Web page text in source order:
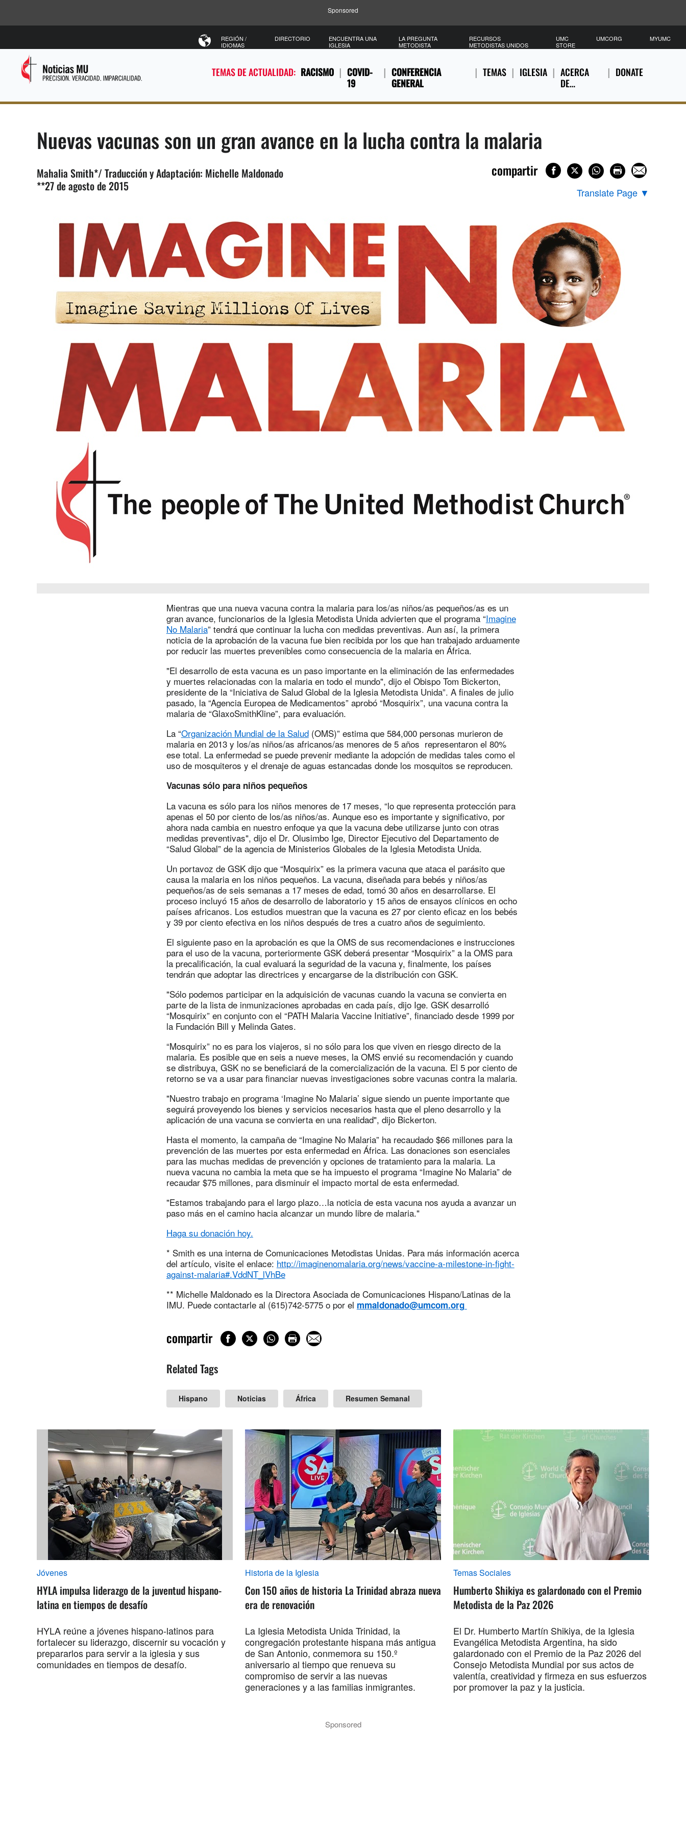
Sponsored
TEMAS DE ACTUALIDAD: RACISMO
COVID-
19
CONFERENCIA
GENERAL
TEMAS IGLESIA
ACERCA
DE…
DONATE
REGIÓN /
IDIOMAS
DIRECTORIO
ENCUENTRA UNA
IGLESIA
LA PREGUNTA
METODISTA
RECURSOS
METODISTAS UNIDOS
UMC
STORE
UMCORG MYUMC
Nuevas vacunas son un gran avance en la lucha contra la malaria
Mahalia Smith*/ Traducción y Adaptación: Michelle Maldonado
**27 de agosto de 2015
compartir
Translate Page ▼
Mientras que una nueva vacuna contra la malaria para los/as niños/as pequeños/as es un
gran avance, funcionarios de la Iglesia Metodista Unida advierten que el programa “Imagine
No Malaria” tendrá que continuar la lucha con medidas preventivas. Aun así, la primera
noticia de la aprobación de la vacuna fue bien recibida por los que han trabajado arduamente
por reducir las muertes prevenibles como consecuencia de la malaria en África.
"El desarrollo de esta vacuna es un paso importante en la eliminación de las enfermedades
y muertes relacionadas con la malaria en todo el mundo", dijo el Obispo Tom Bickerton,
presidente de la “Iniciativa de Salud Global de la Iglesia Metodista Unida”. A finales de julio
pasado, la “Agencia Europea de Medicamentos” aprobó “Mosquirix”, una vacuna contra la
malaria de “GlaxoSmithKline”, para evaluación.
La “Organización Mundial de la Salud(OMS)” estima que 584,000 personas murieron de
malaria en 2013 y los/as niños/as africanos/as menores de 5 años representaron el 80%
ese total. La enfermedad se puede prevenir mediante la adopción de medidas tales como el
uso de mosquiteros y el drenaje de aguas estancadas donde los mosquitos se reproducen.
Vacunas sólo para niños pequeños
La vacuna es sólo para los niños menores de 17 meses, “lo que representa protección para
apenas el 50 por ciento de los/as niños/as. Aunque eso es importante y significativo, por
ahora nada cambia en nuestro enfoque ya que la vacuna debe utilizarse junto con otras
medidas preventivas", dijo el Dr. Olusimbo Ige, Director Ejecutivo del Departamento de
“Salud Global” de la agencia de Ministerios Globales de la Iglesia Metodista Unida.
Un portavoz de GSK dijo que “Mosquirix” es la primera vacuna que ataca el parásito que
causa la malaria en los niños pequeños. La vacuna, diseñada para bebés y niños/as
pequeños/as de seis semanas a 17 meses de edad, tomó 30 años en desarrollarse. El
proceso incluyó 15 años de desarrollo de laboratorio y 15 años de ensayos clínicos en ocho
países africanos. Los estudios muestran que la vacuna es 27 por ciento eficaz en los bebés
y 39 por ciento efectiva en los niños después de tres a cuatro años de seguimiento.
El siguiente paso en la aprobación es que la OMS de sus recomendaciones e instrucciones
para el uso de la vacuna, porteriormente GSK deberá presentar “Mosquirix” a la OMS para
la precalificación, la cual evaluará la seguridad de la vacuna y, finalmente, los países
tendrán que adoptar las directrices y encargarse de la distribución con GSK.
"Sólo podemos participar en la adquisición de vacunas cuando la vacuna se convierta en
parte de la lista de inmunizaciones aprobadas en cada país, dijo Ige. GSK desarrolló
“Mosquirix” en conjunto con el “PATH Malaria Vaccine Initiative”, financiado desde 1999 por
la Fundación Bill y Melinda Gates.
“Mosquirix” no es para los viajeros, si no sólo para los que viven en riesgo directo de la
malaria. Es posible que en seis a nueve meses, la OMS envié su recomendación y cuando
se distribuya, GSK no se beneficiará de la comercialización de la vacuna. El 5 por ciento de
retorno se va a usar para financiar nuevas investigaciones sobre vacunas contra la malaria.
"Nuestro trabajo en programa ‘Imagine No Malaria’ sigue siendo un puente importante que
seguirá proveyendo los bienes y servicios necesarios hasta que el pleno desarrollo y la
aplicación de una vacuna se convierta en una realidad", dijo Bickerton.
Hasta el momento, la campaña de “Imagine No Malaria” ha recaudado $66 millones para la
prevención de las muertes por esta enfermedad en África. Las donaciones son esenciales
para las muchas medidas de prevención y opciones de tratamiento para la malaria. La
nueva vacuna no cambia la meta que se ha impuesto el programa “Imagine No Malaria” de
recaudar $75 millones, para disminuir el impacto mortal de esta enfermedad.
"Estamos trabajando para el largo plazo…la noticia de esta vacuna nos ayuda a avanzar un
paso más en el camino hacia alcanzar un mundo libre de malaria."
Haga su donación hoy.
* Smith es una interna de Comunicaciones Metodistas Unidas. Para más información acerca
del artículo, visite el enlace: http://imaginenomalaria.org/news/vaccine-a-milestone-in-fight-
against-malaria#.VddNT_lVhBe
** Michelle Maldonado es la Directora Asociada de Comunicaciones Hispano/Latinas de la
IMU. Puede contactarle al (615)742-5775 o por el mmaldonado@umcom.org
compartir
Related Tags
Hispano Noticias África Resumen Semanal
Jóvenes
HYLA impulsa liderazgo de la juventud hispano-
latina en tiempos de desafío
HYLA reúne a jóvenes hispano-latinos para
fortalecer su liderazgo, discernir su vocación y
prepararlos para servir a la iglesia y sus
comunidades en tiempos de desafío.
Historia de la Iglesia
Con 150 años de historia La Trinidad abraza nueva
era de renovación
La Iglesia Metodista Unida Trinidad, la
congregación protestante hispana más antigua
de San Antonio, conmemora su 150.º
aniversario al tiempo que renueva su
compromiso de servir a las nuevas
generaciones y a las familias inmigrantes.
Temas Sociales
Humberto Shikiya es galardonado con el Premio
Metodista de la Paz 2026
El Dr. Humberto Martín Shikiya, de la Iglesia
Evangélica Metodista Argentina, ha sido
galardonado con el Premio de la Paz 2026 del
Consejo Metodista Mundial por sus actos de
valentía, creatividad y firmeza en sus esfuerzos
por promover la paz y la justicia.
Sponsored